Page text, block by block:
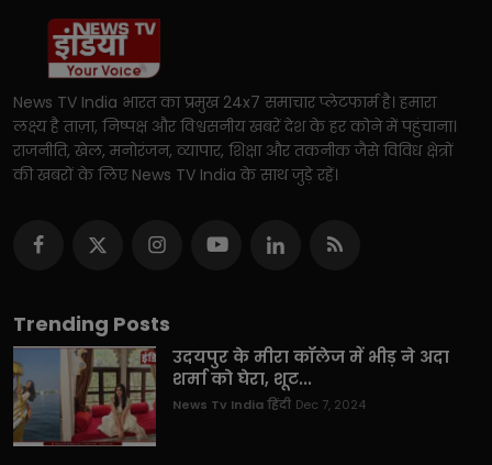
News TV India भारत का प्रमुख 24x7 समाचार प्लेटफार्म है। हमारा
लक्ष्य है ताज़ा, निष्पक्ष और विश्वसनीय खबरें देश के हर कोने में पहुंचाना।
राजनीति, खेल, मनोरंजन, व्यापार, शिक्षा और तकनीक जैसे विविध क्षेत्रों
की खबरों के लिए News TV India के साथ जुड़े रहें।
Trending Posts
उदयपुर के मीरा कॉलेज में भीड़ ने अदा
शर्मा को घेरा, शूट...
News Tv India हिंदी Dec 7, 2024